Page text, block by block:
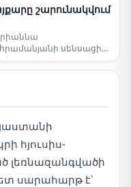
շարունակվում
սենսացիոն
հյուսիս-
լեռնազանգվածի
սարահարթ է՝